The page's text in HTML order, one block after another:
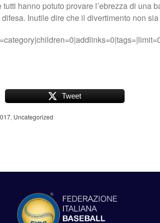
hanno potuto provare l’ebrezza di una
Inutile dire che il divertimento non
Tweet
, Uncategorized